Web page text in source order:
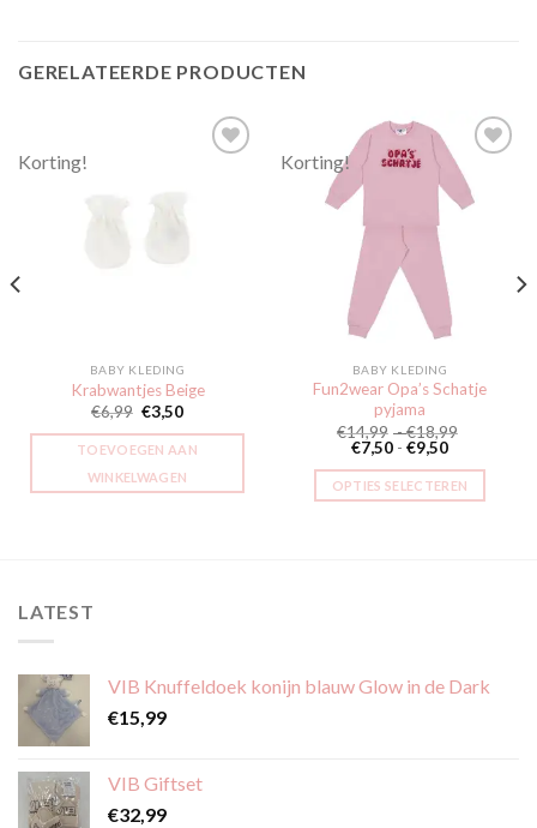
GERELATEERDE PRODUCTEN
Korting!
BABY KLEDING
Krabwantjes Beige
€6,99 €3,50
TOEVOEGEN AAN
WINKELWAGEN
Korting!
Toevoegen
verlanglijst
BABY KLEDING
Fun2wear Opa’s Schatje
pyjama
€14,99 -€18,99
€18,99
€7,50 - €9,50Prijsklasse:
tot
€9,50
OPTIES SELECTEREN
kan
LATEST
VIB Knuffeldoek konijn blauw Glow in de Dark
€15,99
VIB Giftset
€32,99